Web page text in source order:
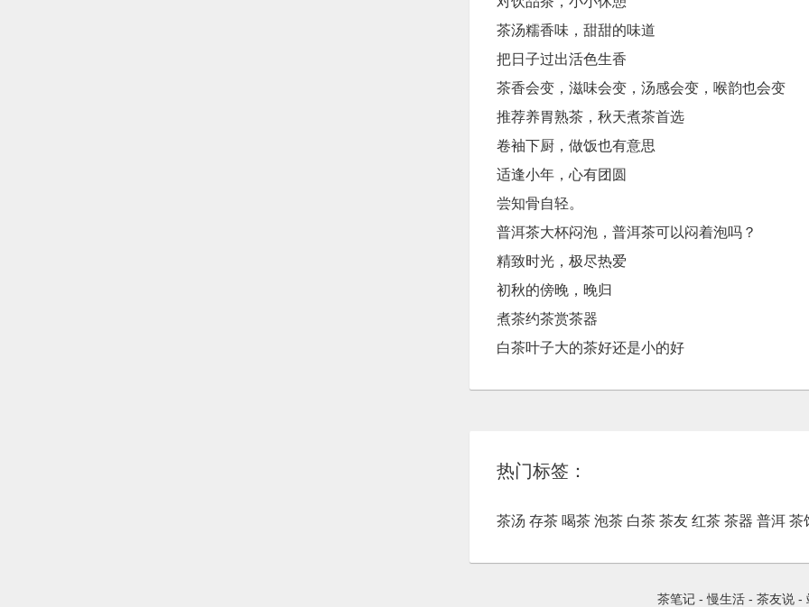
茶汤糯香味，甜甜的味道
把日子过出活色生香
茶​香会变，滋味会变，汤感会变，喉韵也会变
推荐养胃熟茶，秋天煮茶首选
卷袖下厨，做饭也有意思
适逢小年，心有团圆
尝知骨自轻。
普洱茶大杯闷泡，普洱茶可以闷着泡吗？
精致时光，极尽热爱
初秋的傍晚，晚归
煮茶约茶赏茶器
白茶叶子大的茶好还是小的好
热门标签：
茶汤 存茶 喝茶 泡茶 白茶 茶友 红茶 茶器 普洱 茶
茶笔记 -慢生活 -茶友说 -